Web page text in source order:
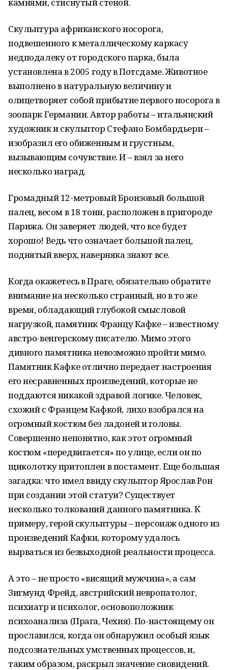
Скульптура африканского носорога,
подвешенного к металлическому каркасу
недподалеку от городского парка, была
установлена в 2005 году в Потсдаме. Животное
выполнено в натуральную величину и
олицетворяет собой прибытие первого носорога в
зоопарк Германии. Автор работы – итальянский
художник и скульптор Стефано Бомбардьери –
изобразил его обиженным и грустным,
вызывающим сочувствие. И – взял за него
несколько наград.
Громадный 12-метровый Бронзовый большой
палец, весом в 18 тонн, расположен в пригороде
Парижа. Он заверяет людей, что все будет
хорошо! Ведь что означает большой палец,
поднятый вверх, наверняка знают все.
Когда окажетесь в Праге, обязательно обратите
внимание на несколько странный, но в то же
время, обладающий глубокой смысловой
нагрузкой, памятник Францу Кафке – известному
австро-венгерскому писателю. Мимо этого
дивного памятника невозможно пройти мимо.
Памятник Кафке отлично передает настроения
его несравненных произведений, которые не
поддаются никакой здравой логике. Человек,
схожий с Францем Кафкой, лихо взобрался на
огромный костюм без ладоней и головы.
Совершенно непонятно, как этот огромный
костюм «передвигается» по улице, если он по
щиколотку притоплен в постамент. Еще большая
загадка: что имел ввиду скульптор Ярослав Рон
при создании этой статуи? Существует
несколько толкований данного памятника. К
примеру, герой скульптуры – персонаж одного из
произведений Кафки, которому удалось
вырваться из безвыходной реальности процесса.
А это – не просто «висящий мужчина», а сам
Зигмунд Фрейд, австрийский невропатолог,
психиатр и психолог, основоположник
психоанализа (Прага, Чехия). По-настоящему он
прославился, когда он обнаружил особый язык
подсознательных умственных процессов, и,
таким образом, раскрыл значение сновидений.